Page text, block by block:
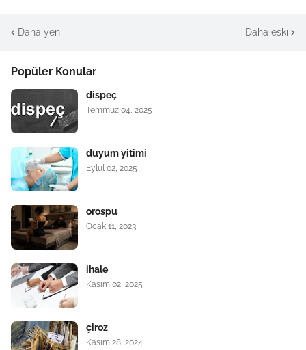
Daha yeni Daha eski
Popüler Konular
dispeç
Temmuz 04, 2025
duyum yitimi
Eylül 02, 2025
orospu
Ocak 11, 2023
ihale
Kasım 02, 2025
çiroz
Kasım 28, 2024